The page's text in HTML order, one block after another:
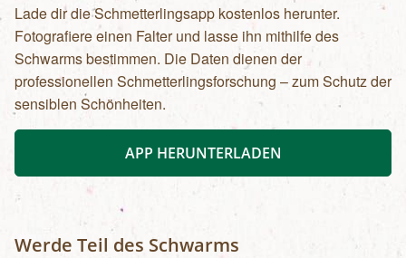
Lade dir die Schmetterlingsapp kostenlos herunter.
Fotografiere einen Falter und lasse ihn mithilfe des
Schwarms bestimmen. Die Daten dienen der
professionellen Schmetterlingsforschung – zum Schutz der
sensiblen Schönheiten.
APP HERUNTERLADEN
Werde Teil des Schwarms